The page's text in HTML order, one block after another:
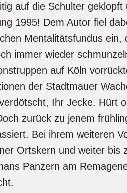
auf die Schulter
1995! Dem Autor fiel
Mentalitätsfundus
immer wieder
auf Köln
der Stadtmauer
Ihr Jecke. Hürt
zurück zu jenem
Bei ihrem weiteren
Ortskern und weiter bis
Panzern am